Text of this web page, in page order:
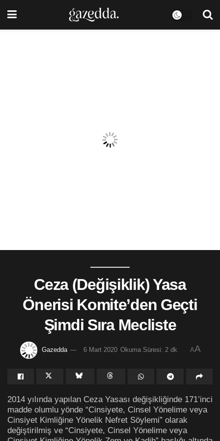
Ceza (Değişiklik) Yasa
Önerisi Komite’den Geçti
Şimdi Sıra Mecliste
Gazedda 6 Mart 2020 Okuma Süresi: 2 dk AA
2014 yılında yapılan Ceza Yasası değişikliğinde 171’inci
madde olumlu yönde “Cinsiyete, Cinsel Yönelime veya
Cinsiyet Kimliğine Yönelik Nefret Söylemi” olarak
değiştirilmiş ve “Cinsiyete, Cinsel Yönelime veya